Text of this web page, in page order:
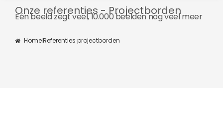
Onze referenties - Projectborden
Eén beeld zegt veel, 10.000 beelden nog veel meer
HomeReferenties projectborden